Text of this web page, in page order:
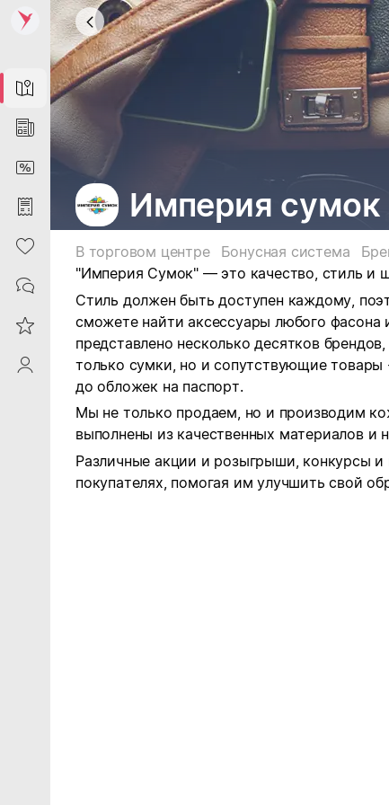
Map
News
DiscountCard
Purchases
Heart
Contacts
Reviews
ProfileSaby
Империя сумок
В торговом центре Бонусная система
"Империя Сумок" — это качество, стиль и
Стиль должен быть доступен каждому,
сможете найти аксессуары любого
представлено несколько десятков
только сумки, но и сопутствующие
до обложек на паспорт.
Мы не только продаем, но и производим
выполнены из качественных материалов и
Различные акции и розыгрыши, конкурсы
покупателях, помогая им улучшить свой